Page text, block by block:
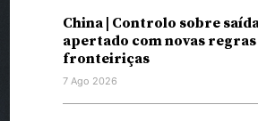
China | Controlo sobre
apertado com novas regras
fronteiriças
7 Ago 2026